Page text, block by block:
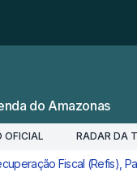
do Amazonas
OFICIAL RADAR DA
Fiscal (Refis),